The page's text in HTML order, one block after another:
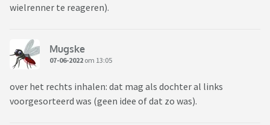
wielrenner te reageren).
Mugske
07-06-2022 om 13:05
over het rechts inhalen: dat mag als dochter al links
voorgesorteerd was (geen idee of dat zo was).